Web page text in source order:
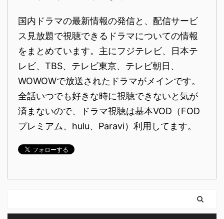
国内ドラマの最新情報の発信と、配信サービ
ス見放題で視聴できるドラマについての情報
をまとめています。主にフジテレビ、日本テ
レビ、TBS、テレビ東京、テレビ朝日、
WOWOWで放送されたドラマがメインです。
全話いつでも好きな時に視聴できないと気が
済まないので、ドラマ視聴は基本VOD（FOD
プレミアム、hulu、Paravi）利用してます。